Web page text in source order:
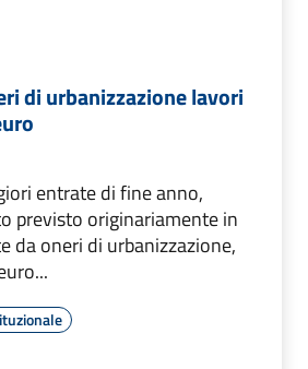
di urbanizzazione lavori
entrate di fine anno,
previsto originariamente in
da oneri di urbanizzazione,